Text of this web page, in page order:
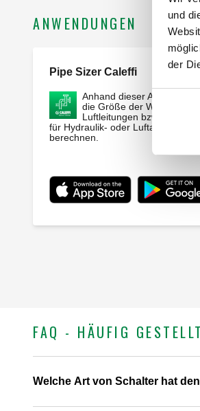
und
der
ANWENDUNGEN
Pipe Sizer Caleffi
Anhand dieser App ist es
die Größe der Wasser- und
Luftleitungen bzw. die
für Hydraulik- oder Luftanlagen zu
berechnen.
FAQ - HÄUFIG
Welche Art von Schalter hat